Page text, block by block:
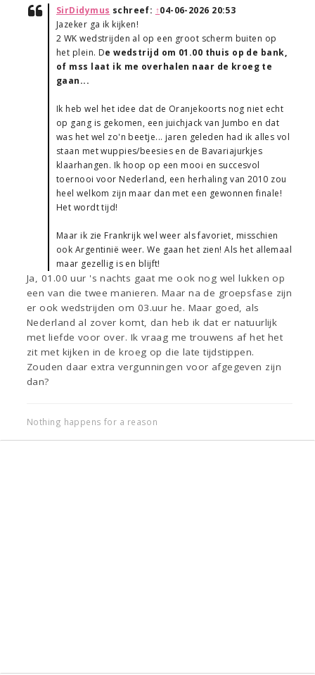
SirDidymus schreef: ↑04-06-2026 20:53
Jazeker ga ik kijken!
2 WK wedstrijden al op een groot scherm buiten op
het plein. De wedstrijd om 01.00 thuis op de bank,
of mss laat ik me overhalen naar de kroeg te
gaan...
Ik heb wel het idee dat de Oranjekoorts nog niet echt
op gang is gekomen, een juichjack van Jumbo en dat
was het wel zo'n beetje... jaren geleden had ik alles vol
staan met wuppies/beesies en de Bavariajurkjes
klaarhangen. Ik hoop op een mooi en succesvol
toernooi voor Nederland, een herhaling van 2010 zou
heel welkom zijn maar dan met een gewonnen finale!
Het wordt tijd!
Maar ik zie Frankrijk wel weer als favoriet, misschien
ook Argentinië weer. We gaan het zien! Als het allemaal
maar gezellig is en blijft!
Ja, 01.00 uur 's nachts gaat me ook nog wel lukken op
een van die twee manieren. Maar na de groepsfase zijn
er ook wedstrijden om 03.uur he. Maar goed, als
Nederland al zover komt, dan heb ik dat er natuurlijk
met liefde voor over. Ik vraag me trouwens af het het
zit met kijken in de kroeg op die late tijdstippen.
Zouden daar extra vergunningen voor afgegeven zijn
dan?
Nothing happens for a reason